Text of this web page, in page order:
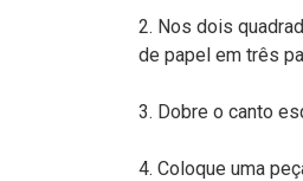
2. Nos dois
de papel em três
3. Dobre o canto
4. Coloque uma